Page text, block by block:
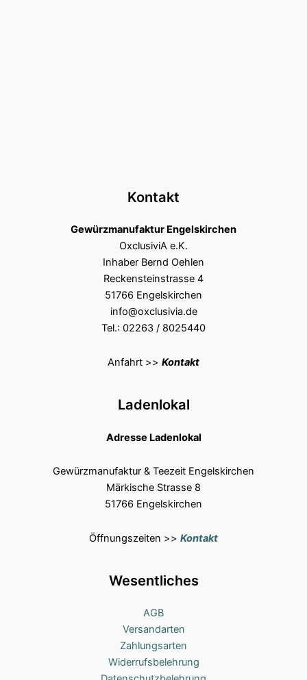
Kontakt
Gewürzmanufaktur Engelskirchen
OxclusiviA e.K.
Inhaber Bernd Oehlen
Reckensteinstrasse 4
51766 Engelskirchen
info@oxclusivia.de
Tel.: 02263 / 8025440
Anfahrt >> Kontakt
Ladenlokal
Adresse Ladenlokal
Gewürzmanufaktur & Teezeit Engelskirchen
Märkische Strasse 8
51766 Engelskirchen
Öffnungszeiten >> Kontakt
Wesentliches
AGB
Versandarten
Zahlungsarten
Widerrufsbelehrung